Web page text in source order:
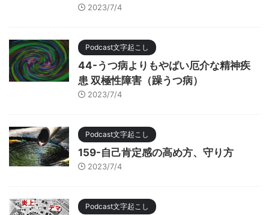
2023/7/4
Podcast文字起こし
44-うつ病よりもやばい厄介な精神疾
患 双極性障害（躁うつ病）
2023/7/4
Podcast文字起こし
159-自己肯定感の高め方、守り方
2023/7/4
Podcast文字起こし